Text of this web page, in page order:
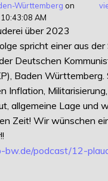
Württemberg on
AM
über 2023
spricht einer aus
Deutschen
Baden Württemberg.
Inflation, Militarisierung,
allgemeine Lage und
Zeit! Wir wünschen
bw.de/podcast/12-